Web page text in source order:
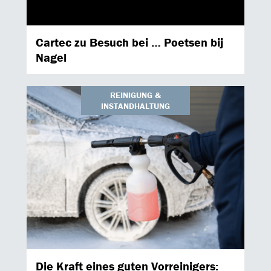
Cartec zu Besuch bei … Poetsen bij
Nagel
REINIGUNG &
INSTANDHALTUNG
Die Kraft eines guten Vorreinigers: